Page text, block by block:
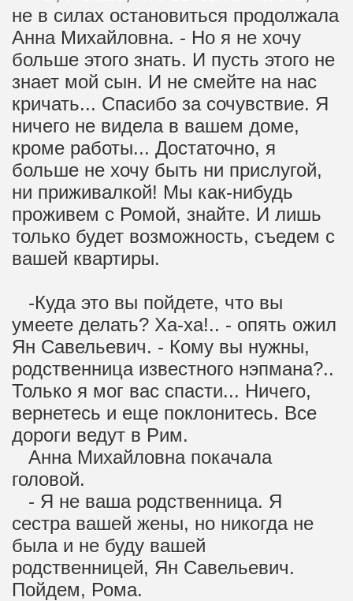
не в силах остановиться продолжала
Анна Михайловна. - Но я не хочу
больше этого знать. И пусть этого не
знает мой сын. И не смейте на нас
кричать... Спасибо за сочувствие. Я
ничего не видела в вашем доме,
кроме работы... Достаточно, я
больше не хочу быть ни прислугой,
ни приживалкой! Мы как-нибудь
проживем с Ромой, знайте. И лишь
только будет возможность, съедем с
вашей квартиры.
-Куда это вы пойдете, что вы
умеете делать? Ха-ха!.. - опять ожил
Ян Савельевич. - Кому вы нужны,
родственница известного нэпмана?..
Только я мог вас спасти... Ничего,
вернетесь и еще поклонитесь. Все
дороги ведут в Рим.
Анна Михайловна покачала
головой.
- Я не ваша родственница. Я
сестра вашей жены, но никогда не
была и не буду вашей
родственницей, Ян Савельевич.
Пойдем, Рома.